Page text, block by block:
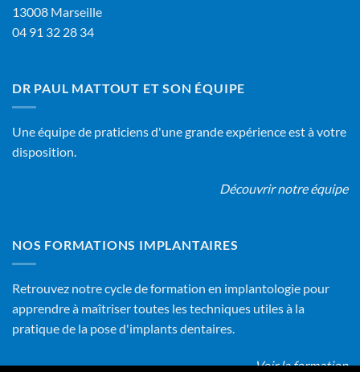
13008 Marseille
04 91 32 28 34
DR PAUL MATTOUT ET SON ÉQUIPE
Une équipe de praticiens d'une grande expérience est à votre
disposition.
Découvrir notre équipe
NOS FORMATIONS IMPLANTAIRES
Retrouvez notre cycle de formation en implantologie pour
apprendre à maîtriser toutes les techniques utiles à la
pratique de la pose d'implants dentaires.
Voir la formation